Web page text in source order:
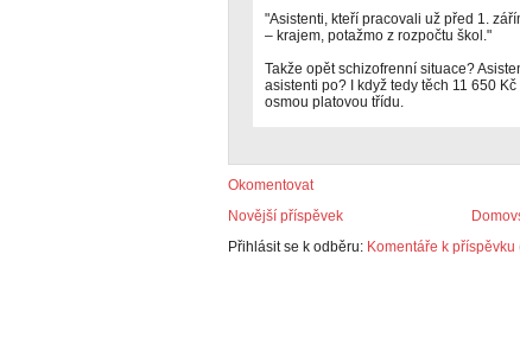
"Asistenti, kteří pracovali už před 1.
– krajem, potažmo z rozpočtu škol."
Takže opět schizofrenní situace?
asistenti po? I když tedy těch 11 650
osmou platovou třídu.
Okomentovat
Novější příspěvek
Přihlásit se k odběru: Komentáře k příspěvku